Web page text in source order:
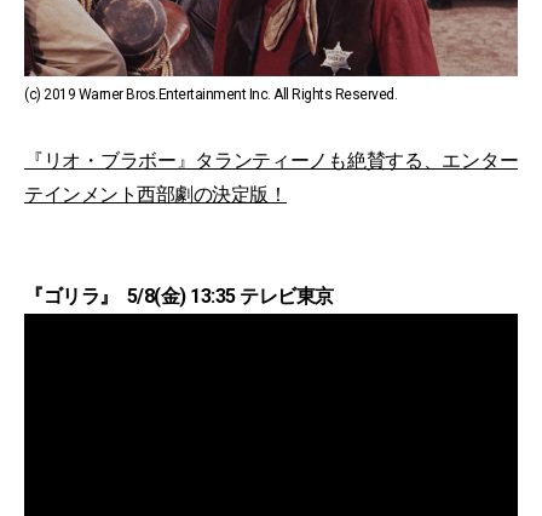
(c) 2019 Warner Bros.Entertainment Inc. All Rights Reserved.
『リオ・ブラボー』タランティーノも絶賛する、エンター
テインメント西部劇の決定版！
『ゴリラ』 5/8(金) 13:35 テレビ東京